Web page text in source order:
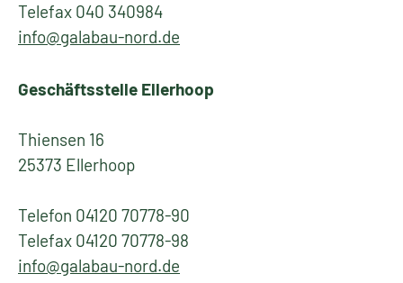
Telefax 040 340984
info@galabau-nord.de
Geschäftsstelle Ellerhoop
Thiensen 16
25373 Ellerhoop
Telefon 04120 70778-90
Telefax 04120 70778-98
info@galabau-nord.de